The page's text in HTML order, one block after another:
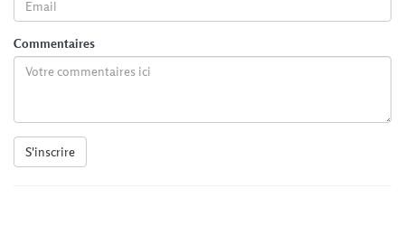
Commentaires
S'inscrire